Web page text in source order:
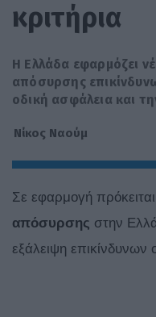
κριτήρια
Η Ελλάδα εφαρμόζει
απόσυρσης
οδική ασφάλεια και
Νίκος Ναούμ
Σε εφαρμογή πρόκειται
απόσυρσης στην
εξάλειψη